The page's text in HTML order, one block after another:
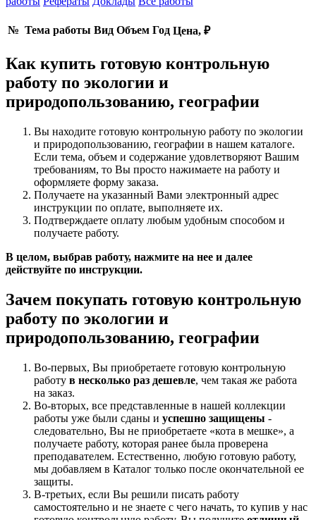
№ Тема работы Вид Объем Год Цена, ₽
Как купить готовую контрольную
работу по экологии и
природопользованию, географии
Вы находите готовую контрольную работу по экологии
и природопользованию, географии в нашем каталоге.
Если тема, объем и содержание удовлетворяют Вашим
требованиям, то Вы просто нажимаете на работу и
оформляете форму заказа.
Получаете на указанный Вами электронный адрес
инструкции по оплате, выполняете их.
Подтверждаете оплату любым удобным способом и
получаете работу.
В целом, выбрав работу, нажмите на нее и далее
действуйте по инструкции.
Зачем покупать готовую контрольную
работу по экологии и
природопользованию, географии
Во-первых, Вы приобретаете готовую контрольную
работу в несколько раз дешевле, чем такая же работа
на заказ.
Во-вторых, все представленные в нашей коллекции
работы уже были сданы и успешно защищены -
следовательно, Вы не приобретаете «кота в мешке», а
получаете работу, которая ранее была проверена
преподавателем. Естественно, любую готовую работу,
мы добавляем в Каталог только после окончательной ее
защиты.
В-третьих, если Вы решили писать работу
самостоятельно и не знаете с чего начать, то купив у нас